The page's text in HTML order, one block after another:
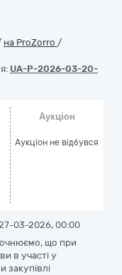
на ProZorro /
UA-P-2026-03-20-
Аукціон
Аукціон не відбувся
03-2026, 00:00
що при
в участі у
закупівлі